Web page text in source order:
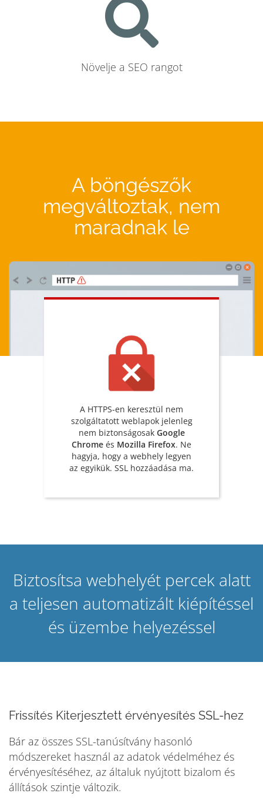
Növelje a SEO rangot
A böngészők
megváltoztak, nem
maradnak le
A HTTPS-en keresztül nem
szolgáltatott weblapok jelenleg
nem biztonságosak Google
Chrome és Mozilla Firefox. Ne
hagyja, hogy a webhely legyen
az egyikük. SSL hozzáadása ma.
Biztosítsa webhelyét percek alatt
a teljesen automatizált kiépítéssel
és üzembe helyezéssel
Frissítés Kiterjesztett érvényesítés SSL-hez
Bár az összes SSL-tanúsítvány hasonló
módszereket használ az adatok védelméhez és
érvényesítéséhez, az általuk nyújtott bizalom és
állítások szintje változik.